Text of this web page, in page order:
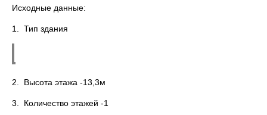
Исходные данные:
1. Тип здания
2. Высота этажа -13,3м
3. Количество этажей -1